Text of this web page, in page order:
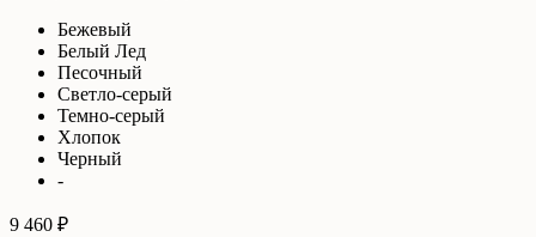
Бежевый
Белый Лед
Песочный
Светло-серый
Темно-серый
Хлопок
Черный
-
9 460 ₽